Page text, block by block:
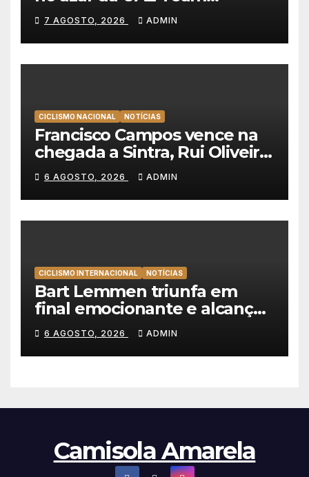
Emirates e vence na Volta a
Polónia
7 AGOSTO, 2026 ADMIN
CICLISMO NACIONAL NOTÍCIAS
Francisco Campos vence na
chegada a Sintra, Rui Oliveira
veste de amarelo na Volta a
Portugal
6 AGOSTO, 2026 ADMIN
CICLISMO INTERNACIONAL NOTÍCIAS
Bart Lemmen triunfa em
final emocionante e alcança
a primeira vitória da carreira
na Volta à Polónia
6 AGOSTO, 2026 ADMIN
Camisola Amarela